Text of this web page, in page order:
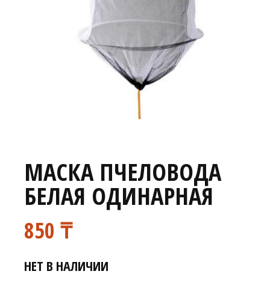
МАСКА ПЧЕЛОВОДА
БЕЛАЯ ОДИНАРНАЯ
850₸
НЕТ В НАЛИЧИИ